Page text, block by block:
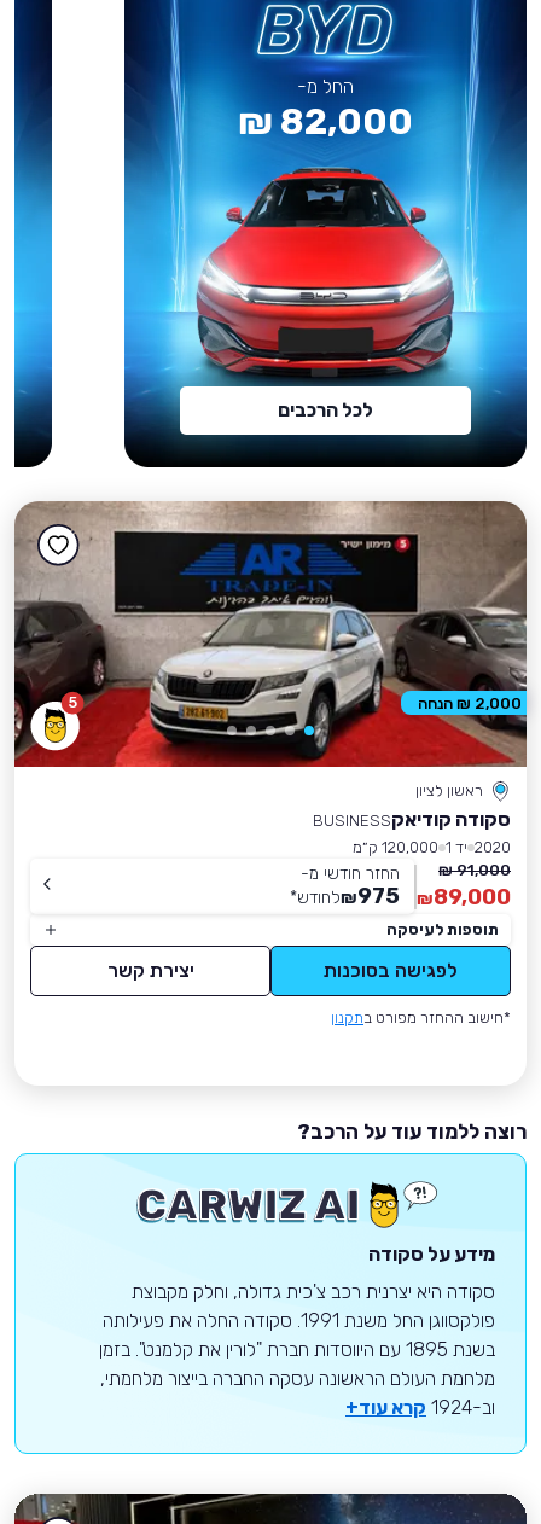
החל מ-
82,000 ₪
לכל הרכבים
5
ראשון לציון
סקודה קודיאקBUSINESS
2020 יד 1
120,000 ק״מ
91,000 ₪
89,000
₪
החזר חודשי מ-
975
₪לחודש*
תוספות לעיסקה
לפגישה בסוכנות יצירת קשר
*חישוב ההחזר מפורט בתקנון
2,000 ₪ הנחה
רוצה ללמוד עוד על הרכב?
מידע על סקודה
סקודה היא יצרנית רכב צ'כית גדולה, וחלק מקבוצת
פולקסווגן החל משנת 1991. סקודה החלה את פעילותה
בשנת 1895 עם היווסדות חברת "לורין את קלמנט". בזמן
מלחמת העולם הראשונה עסקה החברה בייצור מלחמתי,
וב-1924
קרא עוד+